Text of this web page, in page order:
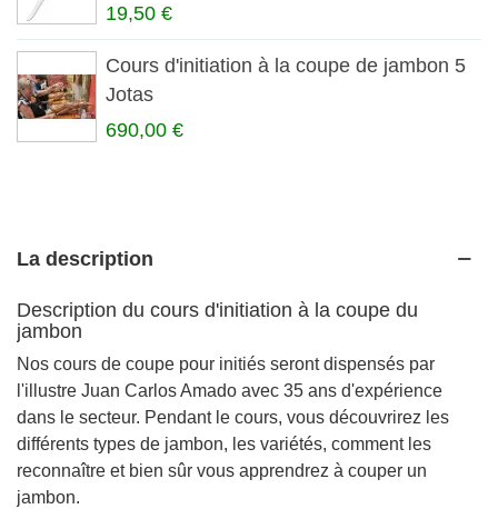
19,50 €
Cours d'initiation à la coupe de jambon 5
Jotas
690,00 €
La description
Description du cours d'initiation à la coupe du
jambon
Nos cours de coupe pour initiés seront dispensés par
l'illustre Juan Carlos Amado avec 35 ans d'expérience
dans le secteur. Pendant le cours, vous découvrirez les
différents types de jambon, les variétés, comment les
reconnaître et bien sûr vous apprendrez à couper un
jambon.